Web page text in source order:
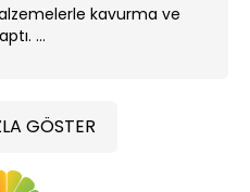
kavurma ve
...
GÖSTER